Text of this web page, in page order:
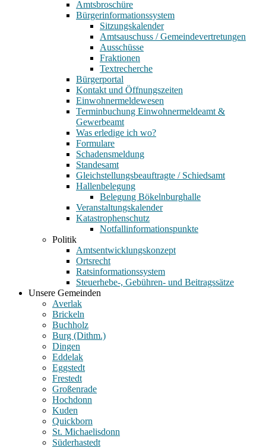
Amtsbroschüre
Bürgerinformationssystem
Sitzungskalender
Amtsauschuss / Gemeindevertretungen
Ausschüsse
Fraktionen
Textrecherche
Bürgerportal
Kontakt und Öffnungszeiten
Einwohnermeldewesen
Terminbuchung Einwohnermeldeamt &
Gewerbeamt
Was erledige ich wo?
Formulare
Schadensmeldung
Standesamt
Gleichstellungsbeauftragte / Schiedsamt
Hallenbelegung
Belegung Bökelnburghalle
Veranstaltungskalender
Katastrophenschutz
Notfallinformationspunkte
Politik
Amtsentwicklungskonzept
Ortsrecht
Ratsinformationssystem
Steuerhebe-, Gebühren- und Beitragssätze
Unsere Gemeinden
Averlak
Brickeln
Buchholz
Burg (Dithm.)
Dingen
Eddelak
Eggstedt
Frestedt
Großenrade
Hochdonn
Kuden
Quickborn
St. Michaelisdonn
Süderhastedt